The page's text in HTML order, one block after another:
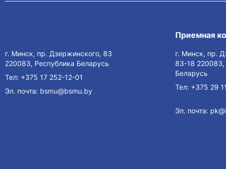
г. Минск, пр. Дзержинского, 83
220083, Республика Беларусь
Тел: +375 17 252-12-01
Эл. почта: bsmu@bsmu.by
Приемная
г. Минск, пр.
83-18 220083,
Беларусь
Тел: +375 29
Эл. почта: